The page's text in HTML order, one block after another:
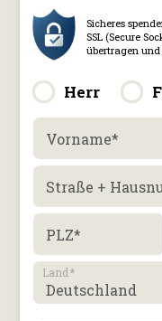
Herr
Vorname*
Straße +
PLZ*
Land*